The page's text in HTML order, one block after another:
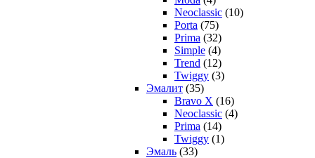
Neoclassic (10)
Porta (75)
Prima (32)
Simple (4)
Trend (12)
Twiggy (3)
Эмалит (35)
Bravo X (16)
Neoclassic (4)
Prima (14)
Twiggy (1)
Эмаль (33)